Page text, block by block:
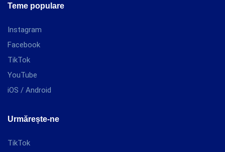
Teme populare
Instagram
Facebook
TikTok
YouTube
iOS / Android
Urmărește-ne
TikTok